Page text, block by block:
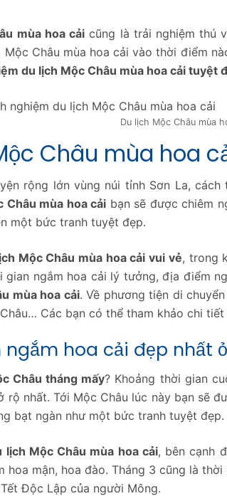
mùa hoa cải cũng là trải nghiệm thú
Châu mùa hoa cải vào thời điểm
du lịch Mộc Châu mùa hoa cải tuyệt
Du lịch Mộc Châu mùa
Châu mùa hoa
rộng lớn vùng núi tỉnh Sơn La,
Châu mùa hoa cải bạn sẽ được chiêm
một bức tranh tuyệt đẹp.
Mộc Châu mùa hoa cải vui vẻ, trong
gian ngắm hoa cải lý tưởng, địa điểm
mùa hoa cải. Về phương tiện di
Các bạn có thể tham khảo chi tiết
ngắm hoa cải đẹp nhất
Châu tháng mấy? Khoảng thời gian
rộ nhất. Tới Mộc Châu lúc này bạn sẽ
bạt ngàn như một bức tranh tuyệt đẹp.
lịch Mộc Châu mùa hoa cải, bên cạnh
hoa mận, hoa đào. Tháng 3 cũng là
Độc Lập của người Mông.